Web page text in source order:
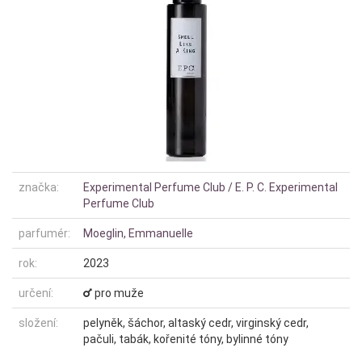
značka:
Experimental Perfume Club / E. P. C. Experimental
Perfume Club
parfumér: Moeglin, Emmanuelle
rok: 2023
určení: pro muže
složení:
pelyněk, šáchor, altaský cedr, virginský cedr,
pačuli, tabák, kořenité tóny, bylinné tóny